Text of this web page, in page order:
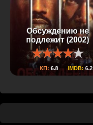
Обсуждению не
подлежит (2002)
КП: 6.8 IMDB:6.2